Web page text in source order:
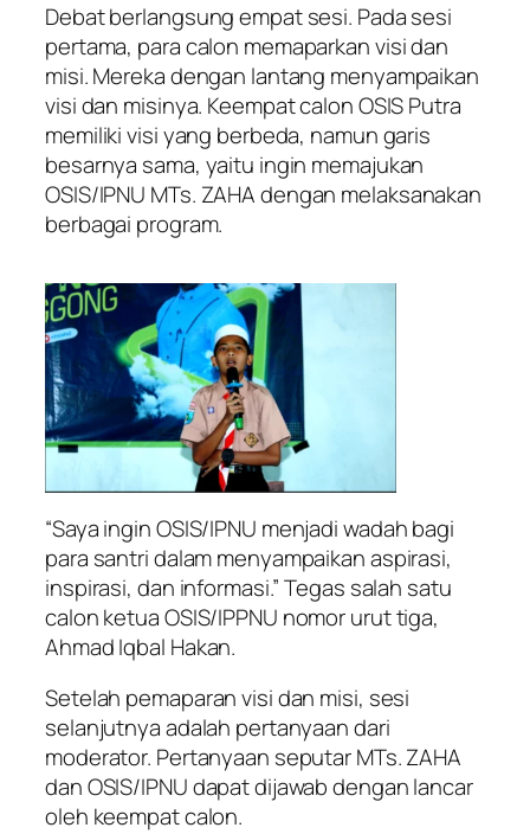
Debat berlangsung empat sesi. Pada sesi
pertama, para calon memaparkan visi dan
misi. Mereka dengan lantang menyampaikan
visi dan misinya. Keempat calon OSIS Putra
memiliki visi yang berbeda, namun garis
besarnya sama, yaitu ingin memajukan
OSIS/IPNU MTs. ZAHA dengan melaksanakan
berbagai program.
“Saya ingin OSIS/IPNU menjadi wadah bagi
para santri dalam menyampaikan aspirasi,
inspirasi, dan informasi.” Tegas salah satu
calon ketua OSIS/IPPNU nomor urut tiga,
Ahmad Iqbal Hakan.
Setelah pemaparan visi dan misi, sesi
selanjutnya adalah pertanyaan dari
moderator. Pertanyaan seputar MTs. ZAHA
dan OSIS/IPNU dapat dijawab dengan lancar
oleh keempat calon.